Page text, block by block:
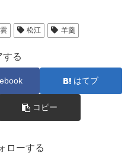
松江 羊羹
する
はてブ
コピー
ローする